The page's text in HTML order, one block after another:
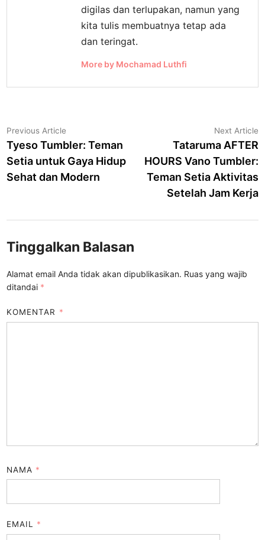
digilas dan terlupakan, namun yang
kita tulis membuatnya tetap ada
dan teringat.
More by Mochamad Luthfi
Navigasi
pos
Previous Article
article:
Tyeso Tumbler: Teman
Setia untuk Gaya Hidup
Sehat dan Modern
Next Article
Tataruma AFTER
HOURS Vano Tumbler:
Teman Setia Aktivitas
Setelah Jam Kerja
Tinggalkan Balasan
Alamat email Anda tidak akan dipublikasikan. Ruas yang wajib
ditandai *
KOMENTAR *
NAMA *
EMAIL *